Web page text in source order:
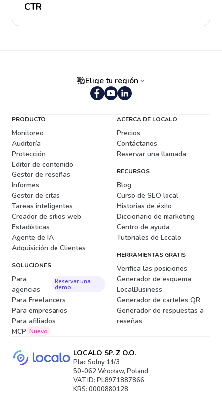
CTR
Elige tu región
PRODUCTO
Monitoreo
Auditoría
Protección
Editor de contenido
Gestor de reseñas
Informes
Gestor de citas
Tareas inteligentes
Creador de sitios web
Estadísticas
Agente de IA
Adquisición de Clientes
SOLUCIONES
Para
agencias
Reservar una
demo
Para Freelancers
Para empresarios
Para afiliados
MCP Nuevo
ACERCA DE LOCALO
Precios
Contáctanos
Reservar una llamada
RECURSOS
Blog
Curso de SEO local
Historias de éxito
Diccionario de marketing
Centro de ayuda
Tutoriales de Localo
HERRAMIENTAS GRATIS
Verifica las posiciones
Generador de esquema
LocalBusiness
Generador de carteles QR
Generador de respuestas a
reseñas
LOCALO SP. Z O.O.
Plac Solny 14/3
50-062 Wrocław, Poland
VAT ID: PL8971887866
KRS: 0000880128